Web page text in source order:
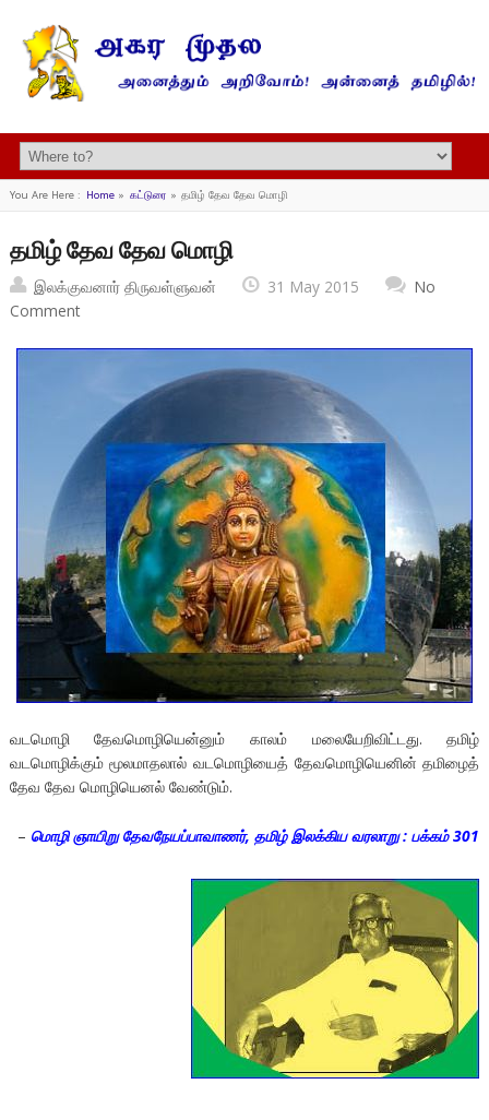
You Are Here : Home» கட்டுரை » தமிழ் தேவ தேவ மொழி
தமிழ் தேவ தேவ மொழி
இலக்குவனார் திருவள்ளுவன் 31 May 2015
No
Comment
வடமொழி தேவமொழியென்னும் காலம் மலையேறிவிட்டது. தமிழ்
வடமொழிக்கும் மூலமாதலால் வடமொழியைத் தேவமொழியெனின் தமிழைத்
தேவ தேவ மொழியெனல் வேண்டும்.
– மொழி ஞாயிறு தேவநேயப்பாவாணர், தமிழ் இலக்கிய வரலாறு : பக்கம் 301